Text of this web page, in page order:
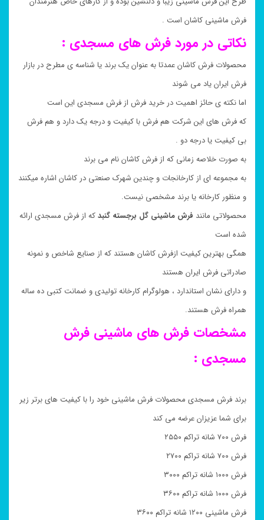
فرش ماشینی کاشان است .
نکاتی در مورد فرش های مسجدی :
محصولات فرش کاشان عمدتا به عنوان یک برند یا شناسه ی مطرح در بازار
فرش ایران یاد می شوند
اما نکته ی حائز اهمیت در خرید فرش از فرش مسجدی این است
که فرش های این شرکت هم فرش با کیفیت و درجه یک دارد و هم فرش
بی کیفیت یا درجه دو .
به صورت خلاصه زمانی که از فرش کاشان نام می برند
به مجموعه ای از کارخانجات و چندین شهرک صنعتی در کاشان اشاره میکنند
و منظور کارخانه یا برند مشخصی نیست.
محصولاتی مانند فرش ماشینی گل برجسته گنبدکه از فرش مسجدی ارائه
شده است
همگی بهترین کیفیت ازفرش کاشان هستند که از صنایع شاخص و نمونه
صادراتی فرش ایران هستند
و دارای نشان استاندارد ، هولوگرام کارخانه تولیدی و ضمانت کتبی ده ساله
همراه فرش هستند.
مشخصات فرش های ماشینی فرش
مسجدی :
برند فرش مسجدی محصولات فرش ماشینی خود را با کیفیت های برتر زیر
برای شما عزیزان عرضه می کند
فرش ۷۰۰ شانه تراکم ۲۵۵۰
فرش ۷۰۰ شانه تراکم ۲۷۰۰
فرش ۱۰۰۰ شانه تراکم ۳۰۰۰
فرش ۱۰۰۰ شانه تراکم ۳۶۰۰
فرش ماشینی ۱۲۰۰ شانه تراکم ۳۶۰۰